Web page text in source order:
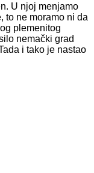
U njoj menjamo
to ne moramo ni da
plemenitog
nemački grad
i tako je nastao